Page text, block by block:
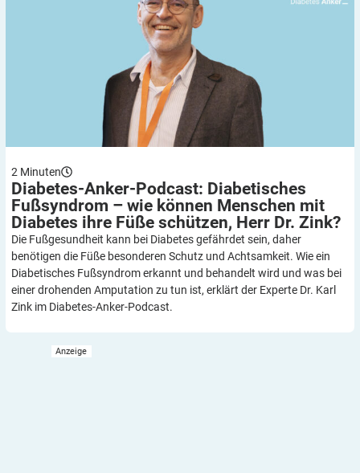
2 Minuten
Diabetes-Anker-Podcast: Diabetisches
Fußsyndrom – wie können Menschen mit
Diabetes ihre Füße schützen, Herr Dr. Zink?
Die Fußgesundheit kann bei Diabetes gefährdet sein, daher
benötigen die Füße besonderen Schutz und Achtsamkeit. Wie ein
Diabetisches Fußsyndrom erkannt und behandelt wird und was bei
einer drohenden Amputation zu tun ist, erklärt der Experte Dr. Karl
Zink im Diabetes-Anker-Podcast.